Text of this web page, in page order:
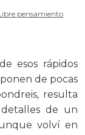
pensamiento
esos rápidos
de pocas
resulta
de un
volví en